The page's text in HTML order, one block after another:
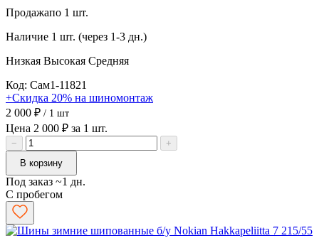
Продажапо 1 шт.
Наличие 1 шт. (через 1-3 дн.)
Низкая Высокая Средняя
Код: Сам1-11821
+Скидка 20% на шиномонтаж
2 000 ₽ / 1 шт
Цена 2 000 ₽ за 1 шт.
−
+
В корзину
Под заказ ~1 дн.
С пробегом